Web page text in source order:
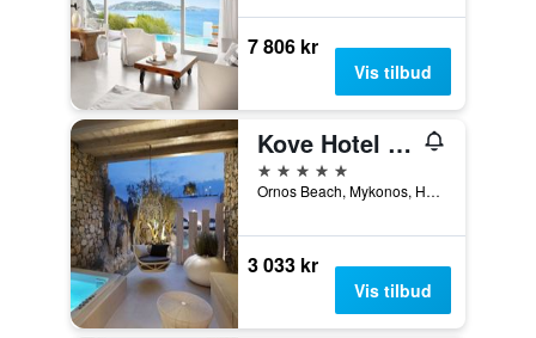
7 806 kr
Vis tilbud
Kove Hotel & Spa Mykonos - MGallery Collection
5 stjerner
Ornos Beach, Mykonos, Hellas
3 033 kr
Vis tilbud